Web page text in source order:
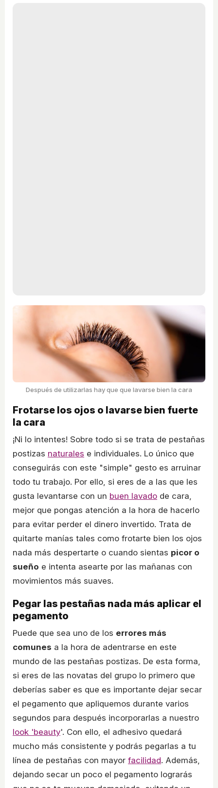
Después de utilizarlas hay que que lavarse bien la cara
Frotarse los ojos o lavarse bien fuerte
la cara
¡Ni lo intentes! Sobre todo si se trata de pestañas
postizas naturales e individuales. Lo único que
conseguirás con este "simple" gesto es arruinar
todo tu trabajo. Por ello, si eres de a las que les
gusta levantarse con un buen lavado de cara,
mejor que pongas atención a la hora de hacerlo
para evitar perder el dinero invertido. Trata de
quitarte manías tales como frotarte bien los ojos
nada más despertarte o cuando sientas picor o
sueño e intenta asearte por las mañanas con
movimientos más suaves.
Pegar las pestañas nada más aplicar el
pegamento
Puede que sea uno de los errores más
comunes a la hora de adentrarse en este
mundo de las pestañas postizas. De esta forma,
si eres de las novatas del grupo lo primero que
deberías saber es que es importante dejar secar
el pegamento que apliquemos durante varios
segundos para después incorporarlas a nuestro
look 'beauty'. Con ello, el adhesivo quedará
mucho más consistente y podrás pegarlas a tu
línea de pestañas con mayor facilidad. Además,
dejando secar un poco el pegamento lograrás